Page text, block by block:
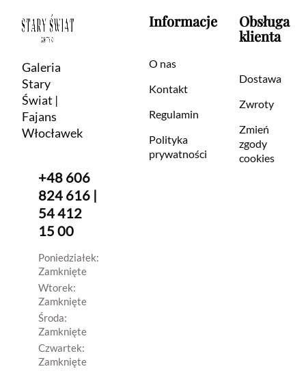
Galeria
Stary
Świat |
Fajans
Włocławek
+48 606
824 616 |
54 412
15 00
Poniedziałek:
Zamknięte
Wtorek:
Zamknięte
Środa:
Zamknięte
Czwartek:
Zamknięte
Informacje
O nas
Kontakt
Regulamin
Polityka
prywatności
Obsługa
klienta
Dostawa
Zwroty
Zmień
zgody
cookies